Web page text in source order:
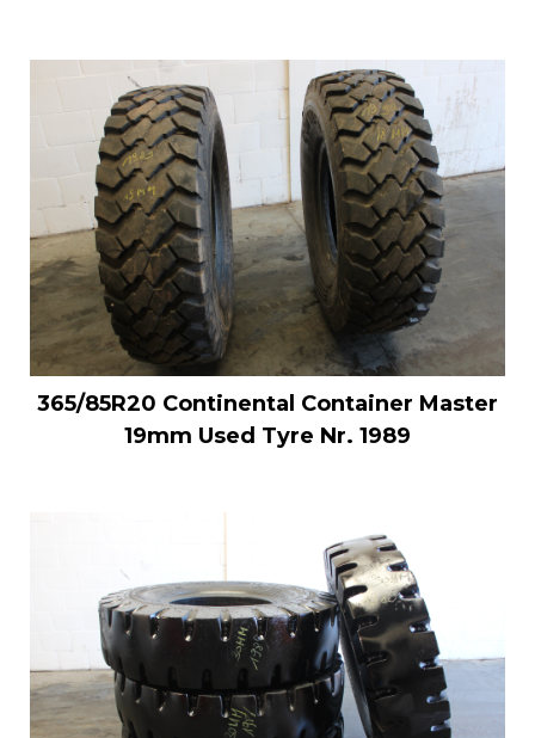
365/85R20 Continental Container Master
19mm Used Tyre Nr. 1989